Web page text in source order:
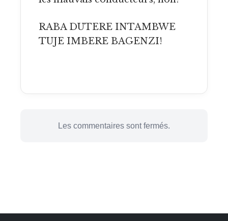
RABA DUTERE INTAMBWE
TUJE IMBERE BAGENZI!
Les commentaires sont fermés.